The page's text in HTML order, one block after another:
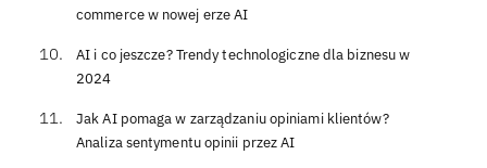
commerce w nowej erze AI
AI i co jeszcze? Trendy technologiczne dla biznesu w
2024
Jak AI pomaga w zarządzaniu opiniami klientów?
Analiza sentymentu opinii przez AI